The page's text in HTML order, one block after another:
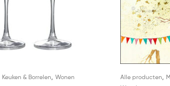
Keuken & Borrelen, Wonen Alle producten,